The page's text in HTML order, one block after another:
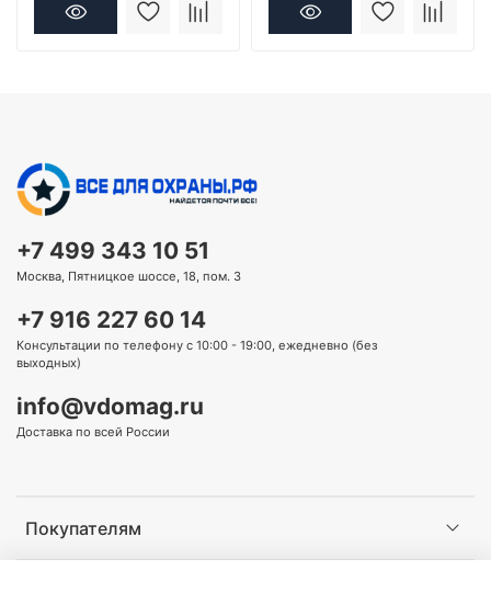
Покупателям
+7 499 343 10 51
Москва, Пятницкое шоссе, 18, пом. 3
+7 916 227 60 14
Консультации по телефону с 10:00 - 19:00, ежедневно (без
выходных)
info@vdomag.ru
Доставка по всей России